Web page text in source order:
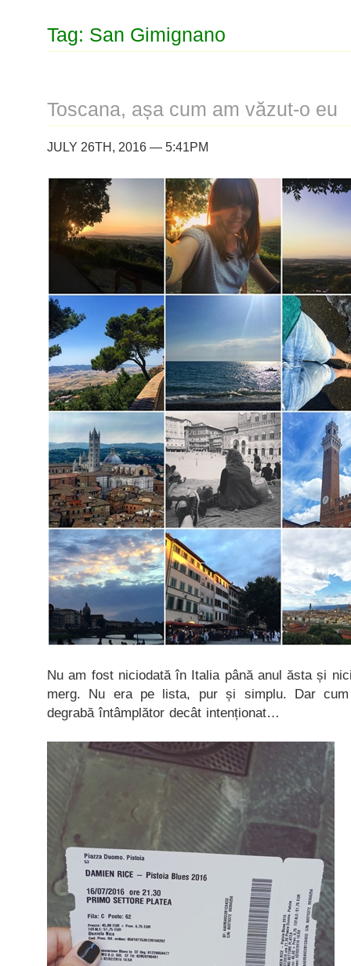
Tag: San Gimignano
Toscana, așa cum am văzut-o eu
JULY 26TH, 2016 — 5:41PM
Nu am fost niciodată în Italia până anul ăsta și
merg. Nu era pe lista, pur și simplu. Dar
degrabă întâmplător decât intenționat…